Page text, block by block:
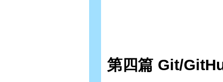
第四篇 Git/